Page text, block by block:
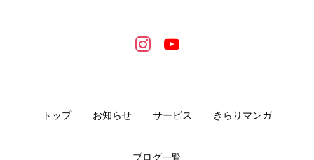
トップ お知らせ サービス きらりマンガ
ブログ一覧